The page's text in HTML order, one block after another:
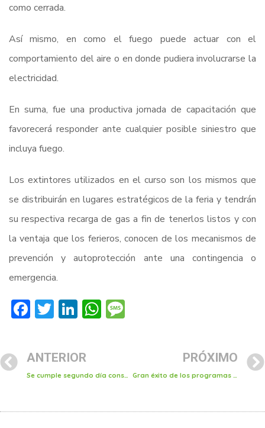
como cerrada.
Así mismo, en como el fuego puede actuar con el
comportamiento del aire o en donde pudiera involucrarse la
electricidad.
En suma, fue una productiva jornada de capacitación que
favorecerá responder ante cualquier posible siniestro que
incluya fuego.
Los extintores utilizados en el curso son los mismos que
se distribuirán en lugares estratégicos de la feria y tendrán
su respectiva recarga de gas a fin de tenerlos listos y con
la ventaja que los ferieros, conocen de los mecanismos de
prevención y autoprotección ante una contingencia o
emergencia.
Facebook
Twitter
LinkedIn
WhatsApp
ANTERIOR
Se cumple segundo día consecutivo en jornada intensiva de bacheo
PRÓXIMO
Gran éxito de los programas de apoyo “Reactivación Económica” y “Mujer reactívate y avanza”